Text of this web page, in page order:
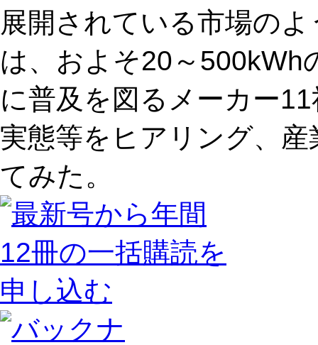
展開されている市場の
は、およそ20～500kWh
に普及を図るメーカー
実態等をヒアリング、
てみた。